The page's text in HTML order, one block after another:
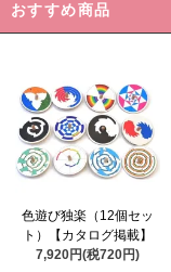
おすすめ商品
色遊び独楽（12個セッ
ト）【カタログ掲載】
7,920円(税720円)